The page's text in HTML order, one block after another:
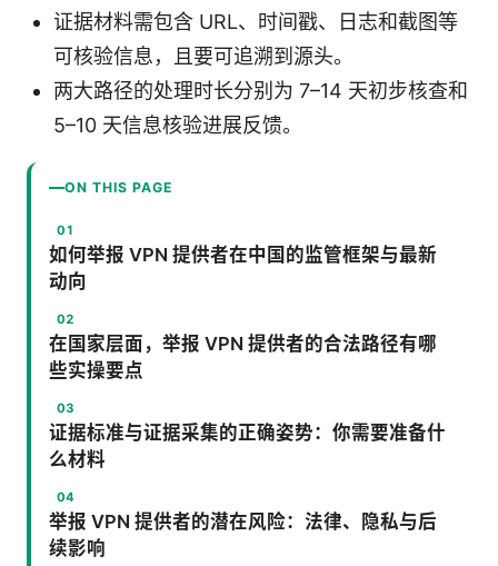
证据材料需包含 URL、时间戳、日志和截图等
可核验信息，且要可追溯到源头。
两大路径的处理时长分别为 7–14 天初步核查和
5–10 天信息核验进展反馈。
ON THIS PAGE
如何举报 VPN 提供者在中国的监管框架与最新
动向
在国家层面，举报 VPN 提供者的合法路径有哪
些实操要点
证据标准与证据采集的正确姿势：你需要准备什
么材料
举报 VPN 提供者的潜在风险：法律、隐私与后
续影响